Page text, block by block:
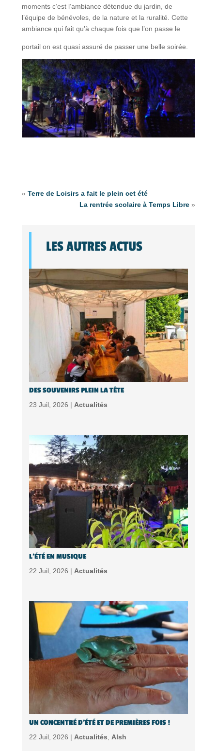
moments c’est l’ambiance détendue du jardin, de
l’équipe de bénévoles, de la nature et la ruralité. Cette
ambiance qui fait qu’à chaque fois que l’on passe le
portail on est quasi assuré de passer une belle soirée.
« Terre de Loisirs a fait le plein cet été
La rentrée scolaire à Temps Libre »
LES AUTRES ACTUS
DES SOUVENIRS PLEIN LA TÊTE
23 Juil, 2026 | Actualités
L’ÉTÉ EN MUSIQUE
22 Juil, 2026 | Actualités
UN CONCENTRÉ D’ÉTÉ ET DE PREMIÈRES FOIS !
22 Juil, 2026 | Actualités, Alsh